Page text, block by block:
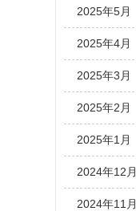
2025年5月
2025年4月
2025年3月
2025年2月
2025年1月
2024年12月
2024年11月